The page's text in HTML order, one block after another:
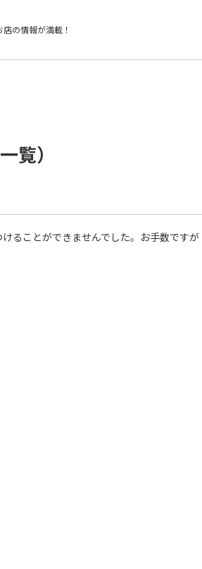
の情報が満載！
覧）
ることができませんでした。お手数ですが